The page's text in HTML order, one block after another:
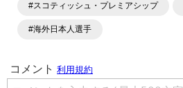
#スコティッシュ・プレミアシップ
#海外日本人選手